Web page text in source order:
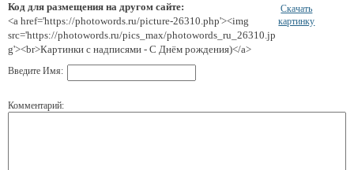
Код для размещения на другом сайте:
<a href='https://photowords.ru/picture-26310.php'><img
src='https://photowords.ru/pics_max/photowords_ru_26310.jp
g'><br>Картинки с надписями - С Днём рождения)</a>
Скачать
картинку
Введите Имя:
Комментарий: